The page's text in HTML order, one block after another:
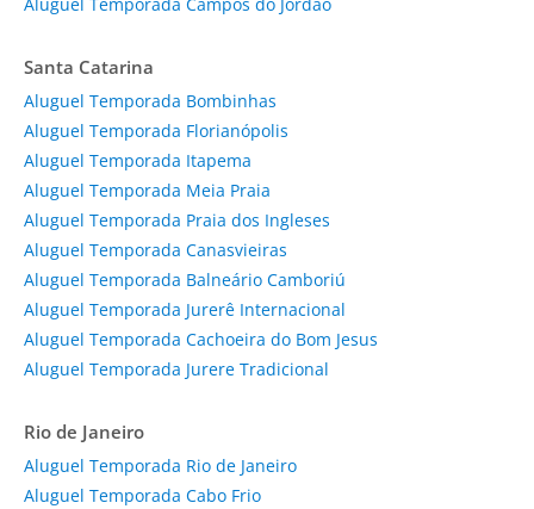
Santa Catarina
Aluguel Temporada Bombinhas
Aluguel Temporada Florianópolis
Aluguel Temporada Itapema
Aluguel Temporada Meia Praia
Aluguel Temporada Praia dos Ingleses
Aluguel Temporada Canasvieiras
Aluguel Temporada Balneário Camboriú
Aluguel Temporada Jurerê Internacional
Aluguel Temporada Cachoeira do Bom Jesus
Aluguel Temporada Jurere Tradicional
Rio de Janeiro
Aluguel Temporada Rio de Janeiro
Aluguel Temporada Cabo Frio